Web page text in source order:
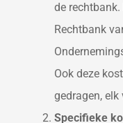
de
Rechtbank
Ook deze
gedragen,
Specifieke